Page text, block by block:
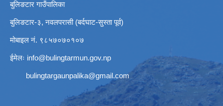
बुलिङटार गाउँपालिका
बुलिङटार-३, नवलपरासी (बर्दघाट-सुस्ता पूर्व)
मोबाइल नं. ९८५७०७०१०७
ईमेलः info@bulingtarmun.gov.np
bulingtargaunpalika@gmail.com